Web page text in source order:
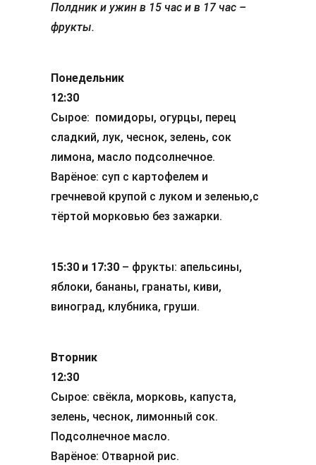
Полдник и ужин в 15 час и в 17 час –
фрукты.
Понедельник
12:30
Сырое: помидоры, огурцы, перец
сладкий, лук, чеснок, зелень, сок
лимона, масло подсолнечное.
Варёное: суп с картофелем и
гречневой крупой с луком и зеленью,с
тёртой морковью без зажарки.
15:30 и 17:30 – фрукты: апельсины,
яблоки, бананы, гранаты, киви,
виноград, клубника, груши.
Вторник
12:30
Сырое: свёкла, морковь, капуста,
зелень, чеснок, лимонный сок.
Подсолнечное масло.
Варёное: Отварной рис.